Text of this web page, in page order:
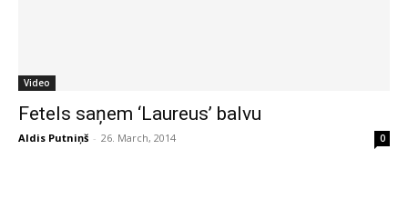
Video
Fetels saņem ‘Laureus’ balvu
Aldis Putniņš - 26. March, 2014 0